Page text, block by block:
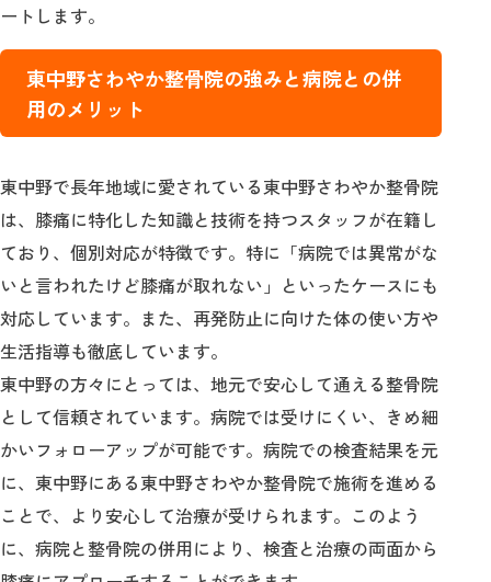
ートします。
東中野さわやか整骨院の強みと病院との併
用のメリット
東中野で長年地域に愛されている東中野さわやか整骨院
は、膝痛に特化した知識と技術を持つスタッフが在籍し
ており、個別対応が特徴です。特に「病院では異常がな
いと言われたけど膝痛が取れない」といったケースにも
対応しています。また、再発防止に向けた体の使い方や
生活指導も徹底しています。
東中野の方々にとっては、地元で安心して通える整骨院
として信頼されています。病院では受けにくい、きめ細
かいフォローアップが可能です。病院での検査結果を元
に、東中野にある東中野さわやか整骨院で施術を進める
ことで、より安心して治療が受けられます。このよう
に、病院と整骨院の併用により、検査と治療の両面から